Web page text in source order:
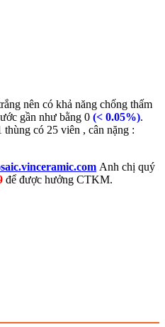
nên có khả năng chống thấm
gần như bằng 0 (< 0.05%).
thùng có 25 viên , cân nặng :
Anh chị quý
để được hưởng CTKM.